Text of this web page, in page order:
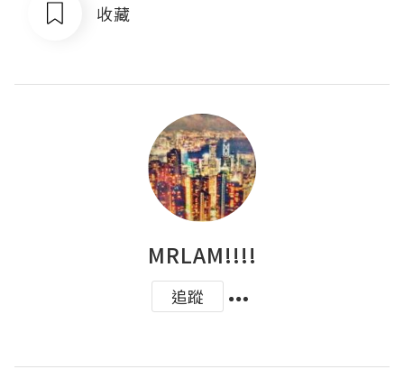
收藏
MRLAM!!!!
追蹤